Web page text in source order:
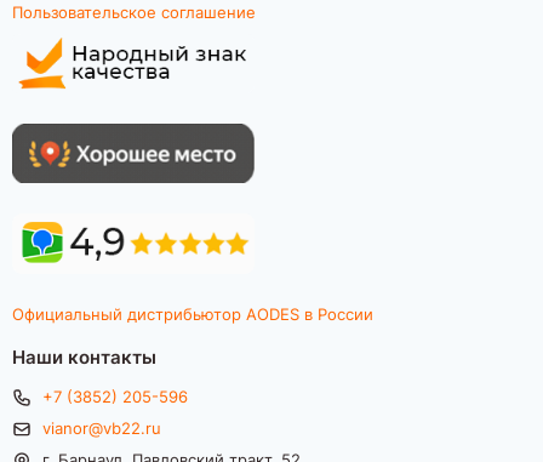
Пользовательское соглашение
Официальный дистрибьютор AODES в России
Наши контакты
+7 (3852) 205-596
vianor@vb22.ru